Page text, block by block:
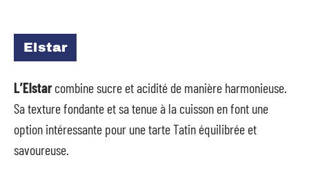
Elstar
L’Elstarcombine sucre et acidité de manière harmonieuse.
Sa texture fondante et sa tenue à la cuisson en font une
option intéressante pour une tarte Tatin équilibrée et
savoureuse.